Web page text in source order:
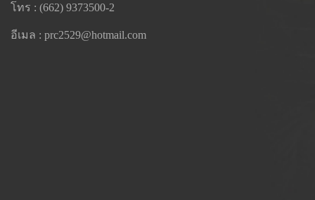
โทร : (662) 9373500-2
อีเมล : prc2529@hotmail.com